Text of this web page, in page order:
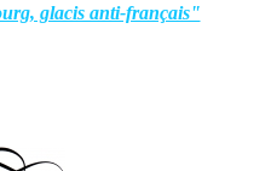
glacis anti-français"